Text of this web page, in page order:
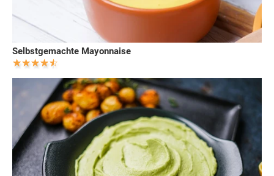
Selbstgemachte Mayonnaise